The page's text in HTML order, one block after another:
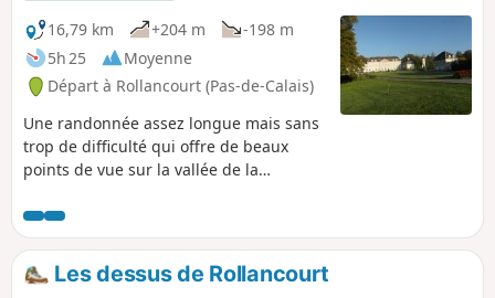
16,79 km
+204 m
-198 m
5h 25
Moyenne
Départ à Rollancourt (Pas-de-Calais)
Une randonnée assez longue mais sans
trop de difficulté qui offre de beaux
points de vue sur la vallée de la
Montigny (3) a été bien nettoyé, ce qui
n'était pas arrivé depuis belle lurette ! Il
est pour l'instant parfaitement
praticable.
Les dessus de Rollancourt